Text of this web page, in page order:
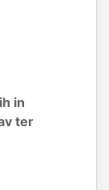
in
ter